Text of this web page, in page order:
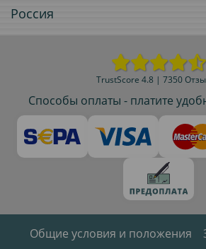
Россия
TrustScore 4.8 | 7350
Способы оплаты - платите
Общие условия и положения